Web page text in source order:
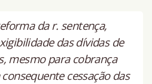
da r. sentença,
das dívidas de
mesmo para cobrança
cessação das